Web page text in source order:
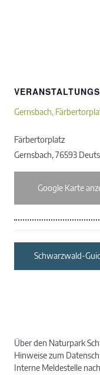
Gernsbach,
Färbertorplatz
Gernsbach,76593
Google Karte
Schwarzwald-
Über den Naturpark
Hinweise zum
Interne Meldestelle